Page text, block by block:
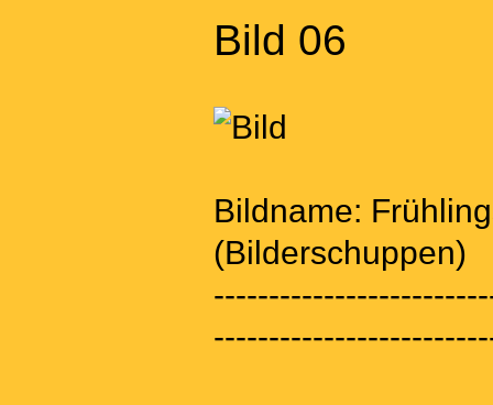
Bild 06
Bildname:
(Bilderschuppen)